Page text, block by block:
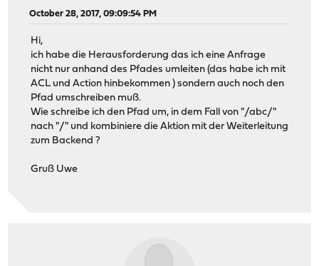
October 28, 2017, 09:09:54 PM
Hi,
ich habe die Herausforderung das ich eine Anfrage
nicht nur anhand des Pfades umleiten (das habe ich mit
ACL und Action hinbekommen ) sondern auch noch den
Pfad umschreiben muß.
Wie schreibe ich den Pfad um, in dem Fall von "/abc/"
nach "/" und kombiniere die Aktion mit der Weiterleitung
zum Backend ?
Gruß Uwe